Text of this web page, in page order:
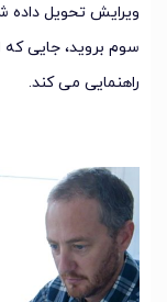
ویرایش تحویل داده
سوم بروید، جایی که
راهنمایی می کند.